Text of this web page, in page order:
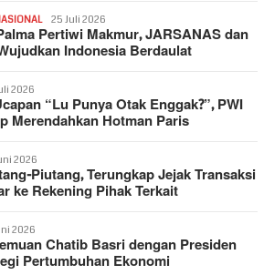
25 Juli 2026
Pertiwi Makmur, JARSANAS dan
Indonesia Berdaulat
2026
“Lu Punya Otak Enggak?”, PWI
Merendahkan Hotman Paris
2026
Piutang, Terungkap Jejak Transaksi
ke Rekening Pihak Terkait
2026
Chatib Basri dengan Presiden
Pertumbuhan Ekonomi